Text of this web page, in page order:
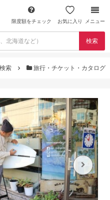
限度額をチェック お気に入り メニュー
検索
索 旅行・チケット・カタログ